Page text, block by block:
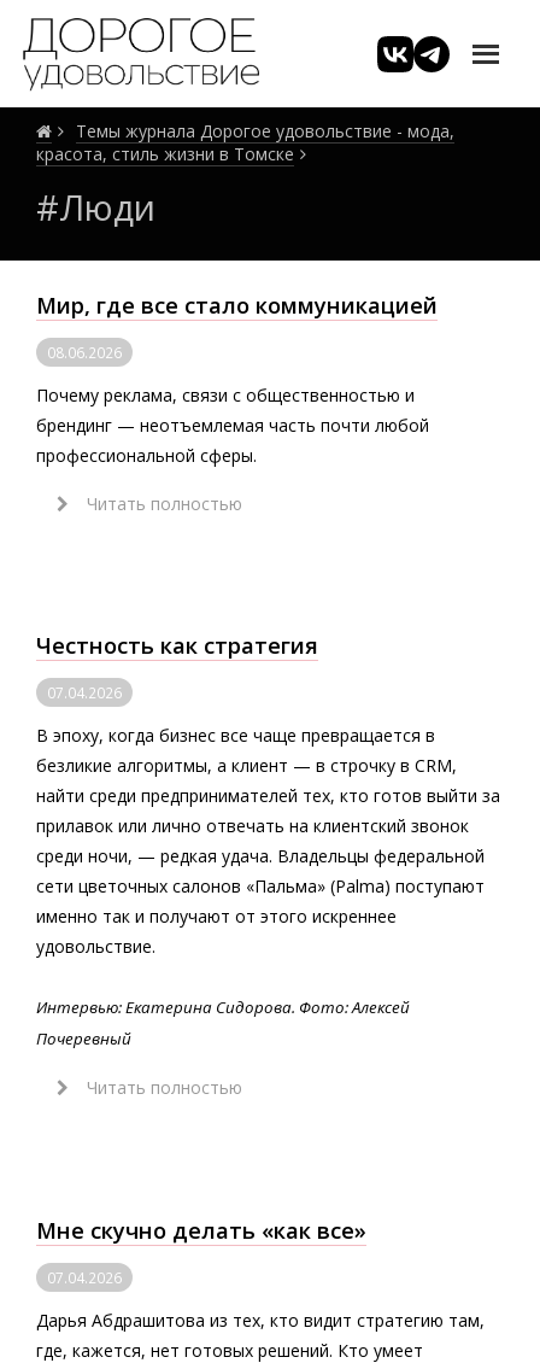
Темы журнала Дорогое удовольствие - мода,
красота, стиль жизни в Томске
#Люди
Мир, где все стало коммуникацией
08.06.2026
Почему реклама, связи с общественностью и
брендинг — неотъемлемая часть почти любой
профессиональной сферы.
Читать полностью
Честность как стратегия
07.04.2026
В эпоху, когда бизнес все чаще превращается в
безликие алгоритмы, а клиент — в строчку в CRM,
найти среди предпринимателей тех, кто готов выйти за
прилавок или лично отвечать на клиентский звонок
среди ночи, — редкая удача. Владельцы федеральной
сети цветочных салонов «Пальма» (Palma) поступают
именно так и получают от этого искреннее
удовольствие.
Интервью: Екатерина Сидорова. Фото: Алексей
Почеревный
Читать полностью
Мне скучно делать «как все»
07.04.2026
Дарья Абдрашитова из тех, кто видит стратегию там,
где, кажется, нет готовых решений. Кто умеет